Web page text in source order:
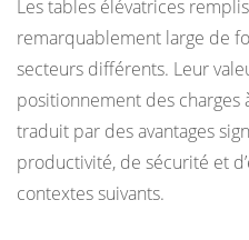
des
non
standard ?
13.5
Quelle
Les tables élévatrices
remarquablement large de
secteurs différents. Leur
positionnement des charges
traduit par des avantages
productivité, de sécurité et
contextes suivants.